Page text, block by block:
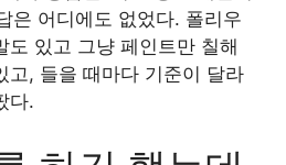
은 어디에도 없었다. 폴리우
도 있고 그냥 페인트만 칠해
고, 들을 때마다 기준이 달라
다.